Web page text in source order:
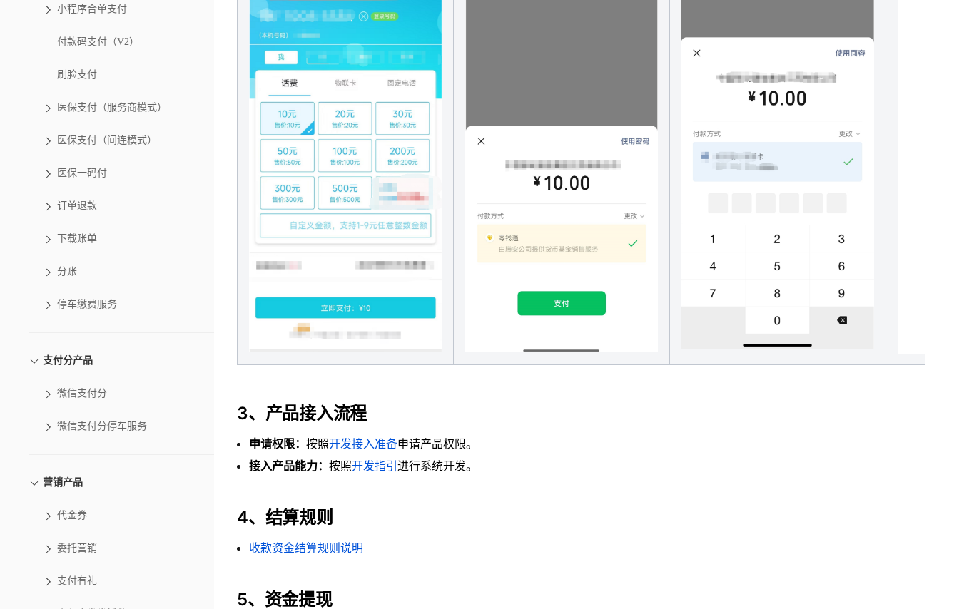
小程序合单支付
付款码支付（V2）
刷脸支付
医保支付（服务商模式）
医保支付（间连模式）
医保一码付
订单退款
下载账单
分账
停车缴费服务
支付分产品
微信支付分
微信支付分停车服务
营销产品
代金券
委托营销
支付有礼
3、产品接入流程
申请权限： 按照开发接入准备申请产品权限。
接入产品能力： 按照开发指引 进行系统开发。
4、结算规则
收款资金结算规则说明
5、资金提现